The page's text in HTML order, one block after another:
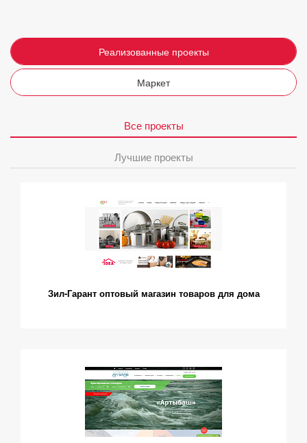
Реализованные проекты
Маркет
Все проекты
Лучшие проекты
Зил-Гарант оптовый магазин товаров для дома